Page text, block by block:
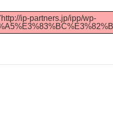
ip-partners.jp/ipp/wp-